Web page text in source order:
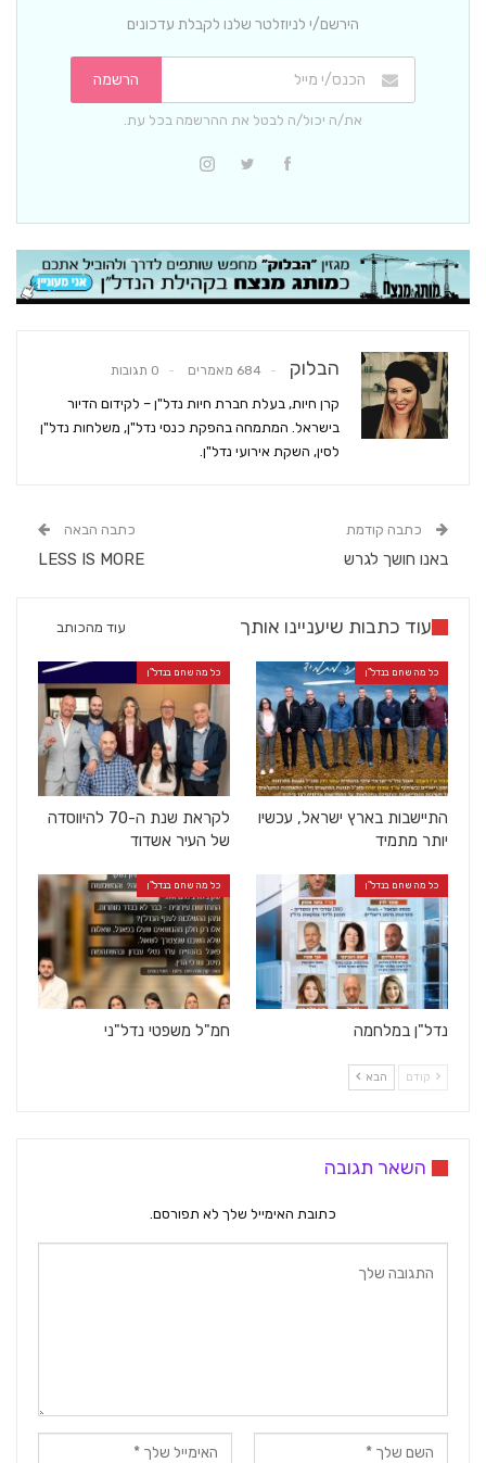
הירשם/י לניוזלטר שלנו לקבלת עדכונים
הרשמה
את/ה יכול/ה לבטל את ההרשמה בכל עת.
הבלוק 684 מאמרים 0 תגובות
קרן חיות, בעלת חברת חיות נדל"ן – לקידום הדיור
בישראל. המתמחה בהפקת כנסי נדל"ן, משלחות נדל"ן
לסין, השקת אירועי נדל"ן.
כתבה קודמת
באנו חושך לגרש
כתבה הבאה
LESS IS MORE
עוד כתבות שיעניינו אותך עוד מהכותב
כל מה שחם בנדל"ן
התיישבות בארץ ישראל, עכשיו
יותר מתמיד
כל מה שחם בנדל"ן
לקראת שנת ה-70 להיווסדה
של העיר אשדוד
כל מה שחם בנדל"ן
נדל"ן במלחמה
כל מה שחם בנדל"ן
חמ"ל משפטי נדל"ני
קודם הבא
השאר תגובה
כתובת האימייל שלך לא תפורסם.